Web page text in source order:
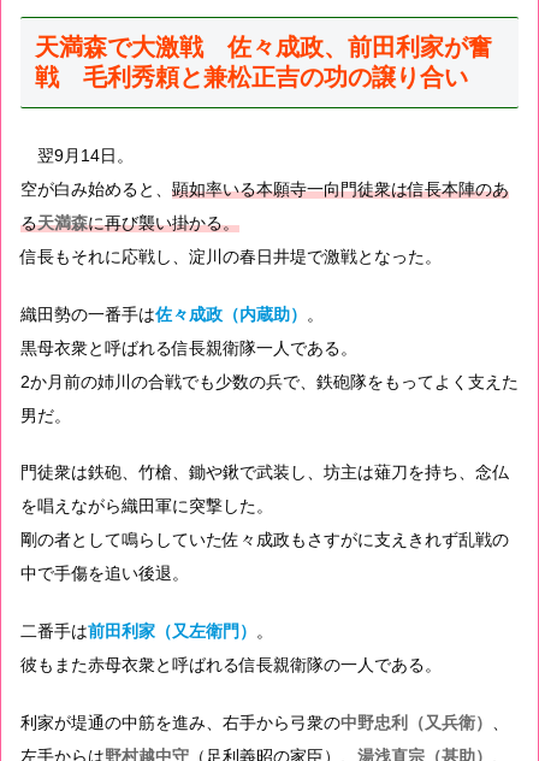
天満森で大激戦 佐々成政、前田利家が奮
戦 毛利秀頼と兼松正吉の功の譲り合い
翌9月14日。
空が白み始めると、 顕如率いる本願寺一向門徒衆は信長本陣のあ
る天満森に再び襲い掛かる。
信長もそれに応戦し、淀川の春日井堤で激戦となった。
織田勢の一番手は佐々成政（内蔵助）
。
黒母衣衆と呼ばれる信長親衛隊一人である。
2か月前の姉川の合戦でも少数の兵で、鉄砲隊をもってよく支えた
男だ。
門徒衆は鉄砲、竹槍、鋤や鍬で武装し、坊主は薙刀を持ち、念仏
を唱えながら織田軍に突撃した。
剛の者として鳴らしていた佐々成政もさすがに支えきれず乱戦の
中で手傷を追い後退。
二番手は前田利家（又左衛門）
。
彼もまた赤母衣衆と呼ばれる信長親衛隊の一人である。
利家が堤通の中筋を進み、右手から弓衆の中野忠利（又兵衛）
左手からは野村越中守 （足利義昭の家臣）、 湯浅直宗（甚助）